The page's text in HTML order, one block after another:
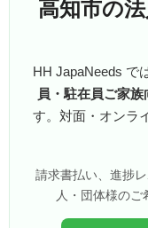
高知市の
HH JapaNeeds では
員・駐在員ご家族
す。対面・オンラ
請求書払い、進捗
人・団体様のご